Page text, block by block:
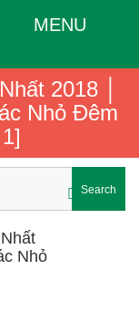
MENU
2018 │
Nhỏ Đêm
Search
Nhỏ